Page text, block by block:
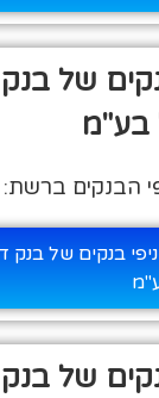
של
בע"מ
הבנקים ברשת: 133
בנקים של בנק
של